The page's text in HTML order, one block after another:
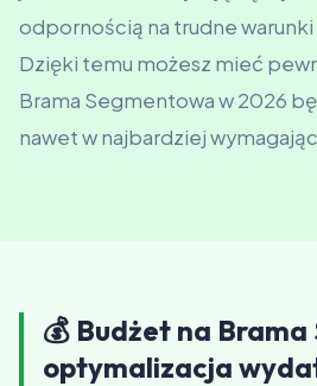
odpornością na trudne
Dzięki temu możesz mieć
Brama Segmentowa w 2026
nawet w najbardziej
💰 Budżet na
optymalizacja